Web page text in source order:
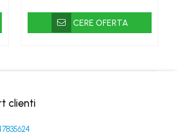
CERE OFERTA
clienti